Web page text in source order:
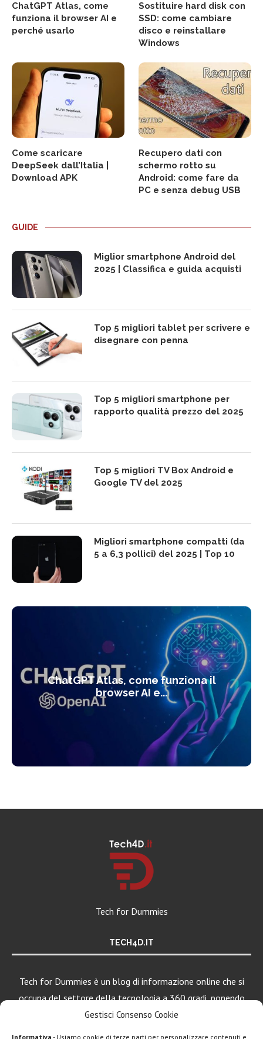
Gestisci Consenso Cookie
Informativa - Usiamo cookie di terze parti per personalizzare contenuti e
ChatGPT Atlas, come
funziona il browser AI e
perché usarlo
Sostituire hard disk con
SSD: come cambiare
disco e reinstallare
Windows
Come scaricare
DeepSeek dall’Italia |
Download APK
Recupero dati con
schermo rotto su
Android: come fare da
PC e senza debug USB
GUIDE
Miglior smartphone Android del
2025 | Classifica e guida acquisti
Top 5 migliori tablet per scrivere e
disegnare con penna
Top 5 migliori smartphone per
rapporto qualità prezzo del 2025
Top 5 migliori TV Box Android e
Google TV del 2025
Migliori smartphone compatti (da
5 a 6,3 pollici) del 2025 | Top 10
ChatGPT Atlas, come funziona il
browser AI e...
Tech for Dummies
TECH4D.IT
Tech for Dummies è un blog di informazione online che si
occupa del settore della tecnologia a 360 gradi, ponendo
una particolare attenzione al mondo Android, Apple e